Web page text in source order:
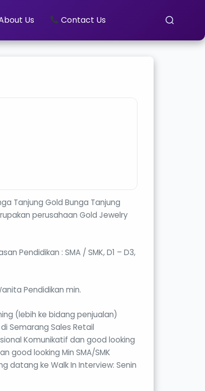
Us Contact Us
Tanjung Gold Bunga Tanjung
perusahaan Gold Jewelry
Pendidikan : SMA / SMK, D1 – D3,
Pendidikan min.
(lebih ke bidang penjualan)
Semarang Sales Retail
Komunikatif dan good looking
good looking Min SMA/SMK
datang ke Walk In Interview: Senin